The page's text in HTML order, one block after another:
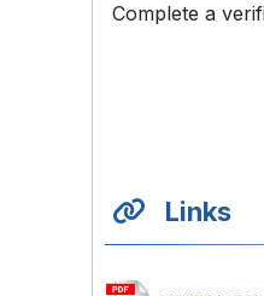
Complete a
Links